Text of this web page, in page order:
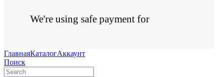
We're using safe payment for
ГлавнаяКаталогАккаунт
Поиск